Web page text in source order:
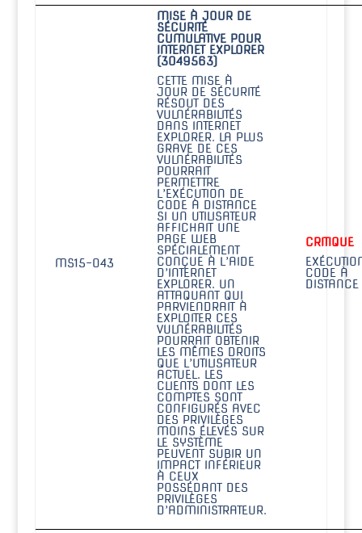
MS15-043
MISE À JOUR DE
SÉCURITÉ
CUMULATIVE POUR
INTERNET EXPLORER
(3049563)
CETTE MISE À
JOUR DE SÉCURITÉ
RÉSOUT DES
VULNÉRABILITÉS
DANS INTERNET
EXPLORER. LA PLUS
GRAVE DE CES
VULNÉRABILITÉS
POURRAIT
PERMETTRE
L’EXÉCUTION DE
CODE À DISTANCE
SI UN UTILISATEUR
AFFICHAIT UNE
PAGE WEB
SPÉCIALEMENT
CONÇUE À L’AIDE
D’INTERNET
EXPLORER. UN
ATTAQUANT QUI
PARVIENDRAIT À
EXPLOITER CES
VULNÉRABILITÉS
POURRAIT OBTENIR
LES MÊMES DROITS
QUE L’UTILISATEUR
ACTUEL. LES
CLIENTS DONT LES
COMPTES SONT
CONFIGURÉS AVEC
DES PRIVILÈGES
MOINS ÉLEVÉS SUR
LE SYSTÈME
PEUVENT SUBIR UN
IMPACT INFÉRIEUR
À CEUX
POSSÉDANT DES
PRIVILÈGES
D’ADMINISTRATEUR.
CRITIQUE
CODE À
DISTANCE